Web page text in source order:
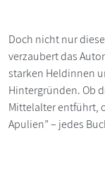
Doch nicht nur
verzaubert das
starken Heldinnen
Hintergründen. Ob
Mittelalter entführt,
Apulien” – jedes